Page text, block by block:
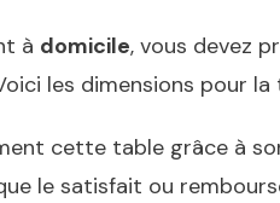
à domicile, vous devez
les dimensions pour
cette table grâce à
le satisfait ou